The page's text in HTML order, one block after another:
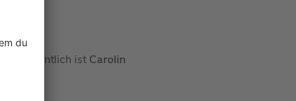
Eigentlich ist Carolin